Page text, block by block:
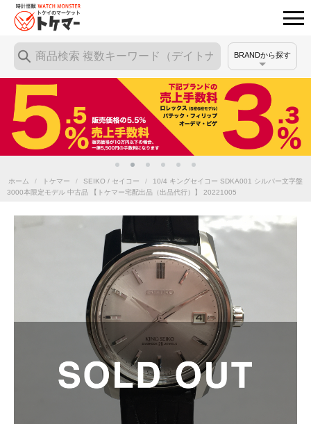
BRANDから探す
ホーム / トケマー / SEIKO / セイコー /
10/4 キングセイコー SDKA001 シルバー文字盤
3000本限定モデル 中古品 【トケマー宅配出品（出品代行）】 20221005